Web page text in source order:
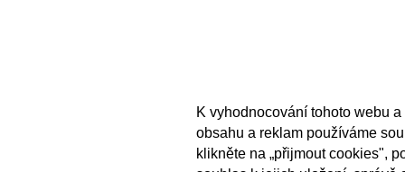
K vyhodnocování tohoto webu
obsahu a reklam používáme
klikněte na „přijmout cookies",